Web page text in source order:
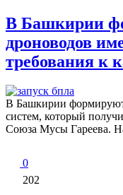
В Башкирии
дроноводов
требования к
В Башкирии
систем, который
Союза Мусы Гареева.
0
202